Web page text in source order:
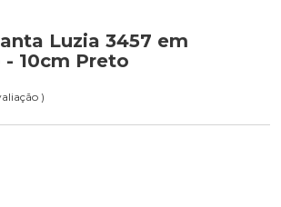
Luzia 3457 em
10cm Preto
)